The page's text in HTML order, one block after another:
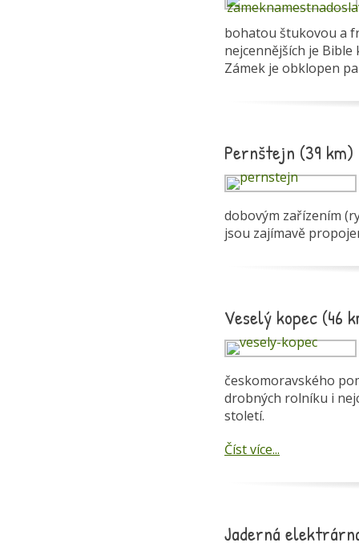
bohatou štukovou a
nejcennějších je
Zámek je obklopen
Pernštejn (39 km)
dobovým zařízením
jsou zajímavě
Veselý kopec (46
českomoravského
drobných rolníku i
století.
Číst více...
Jaderná